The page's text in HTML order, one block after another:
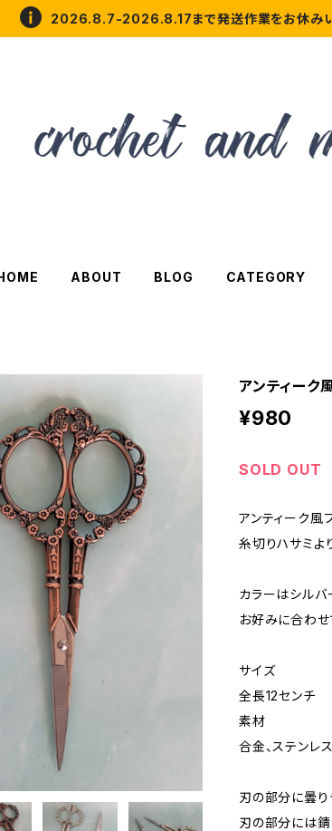
2026.8.7-2026.8.17まで発送作業をお休みい
ABOUT BLOG CATEGORY
アンティーク
¥980
SOLD OUT
アンティーク風
糸切りハサミよ
カラーはシルバ
お好みに合わせ
サイズ
全長12センチ
素材
合金、ステンレ
刃の部分に曇り
刃の部分には錆